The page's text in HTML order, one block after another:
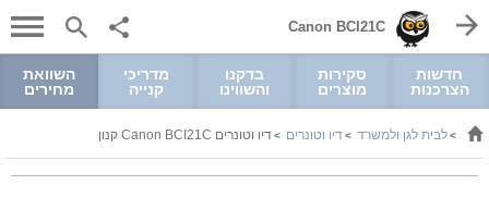
Canon BCI21C
חדשות
הצרכנות
סקירות
מוצרים
בדקנו
והשווינו
מדריכי
קנייה
השוואת
מחירים
>לבית לגן ולמשרד >דיו וטונרים >דיו וטונרים Canon BCI21C קנון